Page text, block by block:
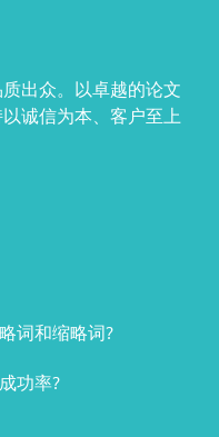
出众。以卓越的论文
诚信为本、客户至上
词和缩略词?
功率?